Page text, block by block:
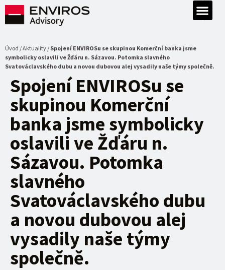
Úvod / Aktuality / Spojení ENVIROSu se skupinou Komerční banka jsme
symbolicky oslavili ve Žďáru n. Sázavou. Potomka slavného
Svatováclavského dubu a novou dubovou alej vysadily naše týmy společně.
Spojení ENVIROSu se
skupinou Komerční
banka jsme symbolicky
oslavili ve Žďáru n.
Sázavou. Potomka
slavného
Svatováclavského dubu
a novou dubovou alej
vysadily naše týmy
společně.